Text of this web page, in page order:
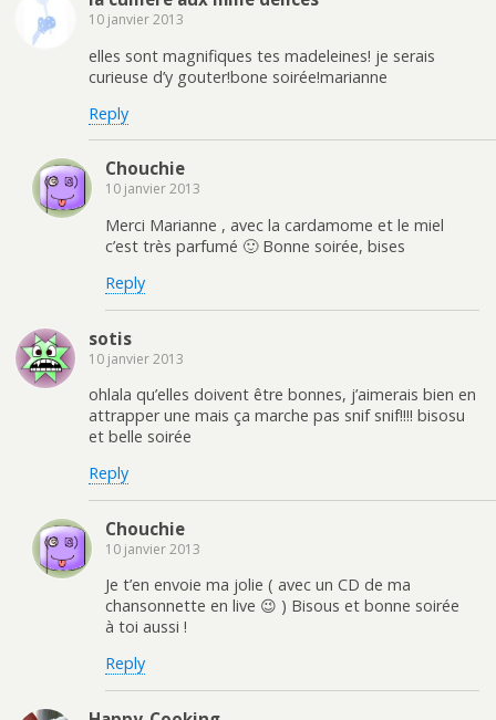
10 janvier 2013
elles sont magnifiques tes madeleines! je serais
curieuse d’y gouter!bone soirée!marianne
Reply
Chouchie
10 janvier 2013
Merci Marianne , avec la cardamome et le miel
c’est très parfumé 🙂 Bonne soirée, bises
Reply
sotis
10 janvier 2013
ohlala qu’elles doivent être bonnes, j’aimerais bien en
attrapper une mais ça marche pas snif snif!!!! bisosu
et belle soirée
Reply
Chouchie
10 janvier 2013
Je t’en envoie ma jolie ( avec un CD de ma
chansonnette en live 😉 ) Bisous et bonne soirée
à toi aussi !
Reply